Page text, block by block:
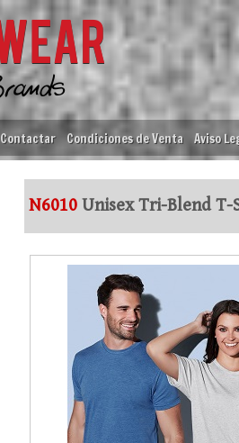
Contactar Condiciones de Venta Aviso
N6010 Unisex Tri-Blend T-